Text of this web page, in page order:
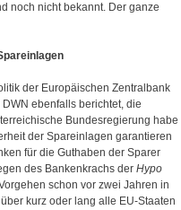
noch nicht bekannt. Der ganze
der Europäischen Zentralbank
ebenfalls berichtet, die
Bundesregierung habe
der Spareinlagen garantieren
für die Guthaben der Sparer
des Bankenkrachs der Hypo
schon vor zwei Jahren in
kurz oder lang alle EU-Staaten